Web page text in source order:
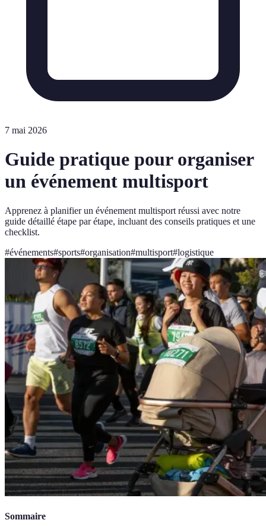
7 mai 2026
Guide pratique pour organiser
un événement multisport
Apprenez à planifier un événement multisport réussi avec notre
guide détaillé étape par étape, incluant des conseils pratiques et une
checklist.
#événements#sports#organisation#multisport#logistique
Sommaire